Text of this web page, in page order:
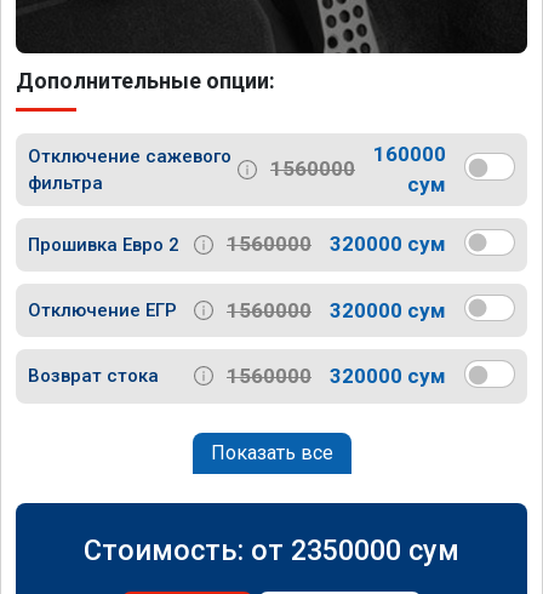
Дополнительные опции:
Отключение сажевого
фильтра
1560000
160000
сум
Прошивка Евро 2 1560000 320000 сум
Отключение ЕГР 1560000 320000 сум
Возврат стока 1560000 320000 сум
Показать все
Стоимость: от 2350000 сум